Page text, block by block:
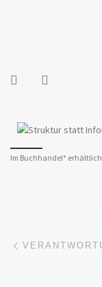
Im Buchhandel* erhältlich